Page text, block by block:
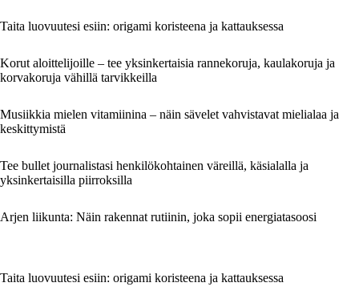
Taita luovuutesi esiin: origami koristeena ja kattauksessa
Korut aloittelijoille – tee yksinkertaisia rannekoruja, kaulakoruja ja
korvakoruja vähillä tarvikkeilla
Musiikkia mielen vitamiinina – näin sävelet vahvistavat mielialaa ja
keskittymistä
Tee bullet journalistasi henkilökohtainen väreillä, käsialalla ja
yksinkertaisilla piirroksilla
Arjen liikunta: Näin rakennat rutiinin, joka sopii energiatasoosi
Taita luovuutesi esiin: origami koristeena ja kattauksessa